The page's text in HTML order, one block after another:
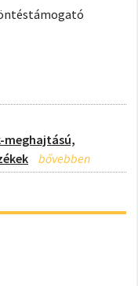
meghajtású,